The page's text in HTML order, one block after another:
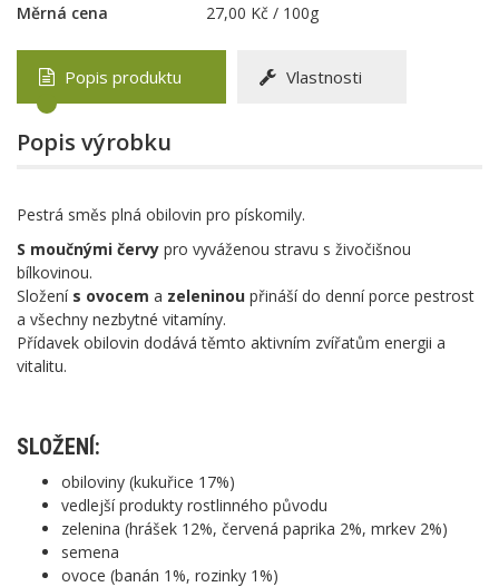
Měrná cena
27,00 Kč / 100g
Popis produktu Vlastnosti
Popis výrobku
Pestrá směs plná obilovin pro pískomily.
S moučnými červy pro vyváženou stravu s živočišnou
bílkovinou.
Složenís ovocem a zeleninou přináší do denní porce pestrost
a všechny nezbytné vitamíny.
Přídavek obilovin dodává těmto aktivním zvířatům energii a
vitalitu.
SLOŽENÍ:
obiloviny (kukuřice 17%)
vedlejší produkty rostlinného původu
zelenina (hrášek 12%, červená paprika 2%, mrkev 2%)
semena
ovoce (banán 1%, rozinky 1%)